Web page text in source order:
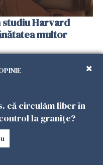
studiu Harvard
multor
că circulăm liber în
la granițe?